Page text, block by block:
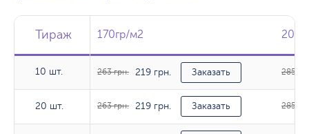
Тираж
10 шт.
20 шт.
Тираж 170гр/м2
Тираж 170гр/м2
10 шт. 263 грн. 219 грн. Заказать 285
20 шт. 263 грн. 219 грн. Заказать 285